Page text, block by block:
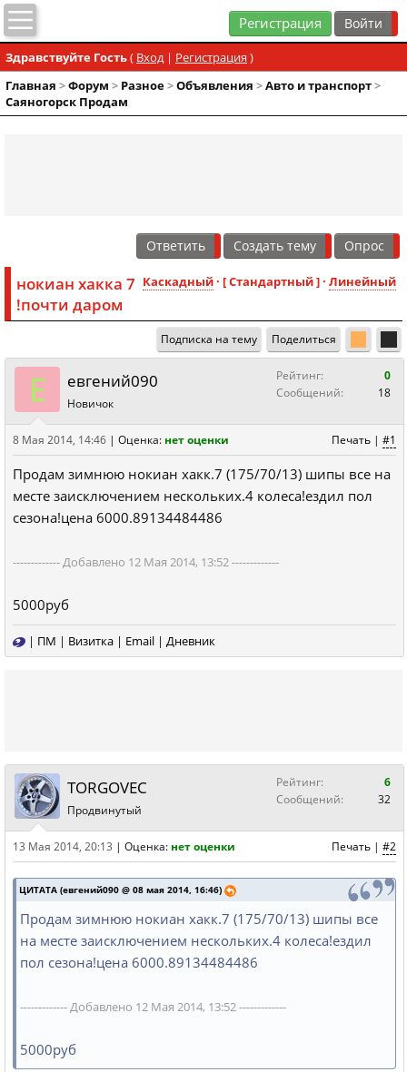
Регистрация
Здравствуйте Гость( Вход| Регистрация )
Главная >Форум > Разное>Объявления >Авто и транспорт>
Саяногорск Продам
Ответить Создать тему Опрос
Каскадный· [ Стандартный ] · Линейный
нокиан хакка 7
!почти даром
Подписка на тему Поделиться
Е евгений090
Новичок
Рейтинг:
0
Сообщений:
18
Печать | #1
8 Мая 2014, 14:46 | Оценка: нет оценки
Продам зимнюю нокиан хакк.7 (175/70/13) шипы все на
месте заисключением нескольких.4 колеса!ездил пол
сезона!цена 6000.89134484486
------------- Добавлено 12 Мая 2014, 13:52 -------------
5000руб
| ПМ | Визитка | Email | Дневник
TОRGOVEC
Продвинутый
Рейтинг:
6
Сообщений:
32
Печать | #2
13 Мая 2014, 20:13 | Оценка: нет оценки
ЦИТАТА (евгений090 @ 08 мая 2014, 16:46)
Продам зимнюю нокиан хакк.7 (175/70/13) шипы все
на месте заисключением нескольких.4 колеса!ездил
пол сезона!цена 6000.89134484486
------------- Добавлено 12 Мая 2014, 13:52 -------------
5000руб